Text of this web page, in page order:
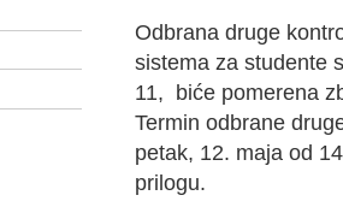
Odbrana druge
sistema za studente
11, biće pomerena
Termin odbrane
petak, 12. maja od
prilogu.